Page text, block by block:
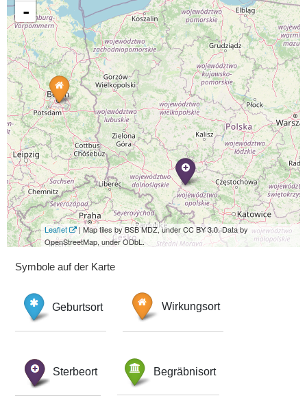
-
Leaflet
| Map tiles by BSB MDZ, under CC BY 3.0. Data by
OpenStreetMap, under ODbL.
Symbole auf der Karte
Geburtsort Wirkungsort
Sterbeort Begräbnisort